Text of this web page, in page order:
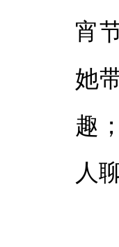
宵
她
趣
人